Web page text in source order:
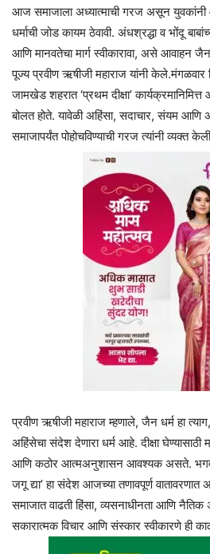
आज समाजाला अध्यात्माची गरज असून
धर्माची जोड कायम ठेवावी. अंधश्रद्धा व भोंदू
आणि मानवतेचा मार्ग स्वीकारावा, असे आवाहन
पूज्य प्रवीण ऋषीजी महाराज यांनी
जामखेड शहरात ‘प्रथम दीक्षा’
बोलत होते. यावेळी अहिंसा, सदाचार, संयम आणि
समाजापर्यंत पोहोचविण्याची गरज त्यांनी व्यक्त
प्रवीण ऋषीजी महाराज म्हणाले, जैन धर्म हा
अहिंसेचा संदेश देणारा धर्म आहे. दीक्षा घेण्यासाठी
आणि कठोर आत्मअनुशासन आवश्यक असते.
जगू द्या’ हा संदेश आजच्या तणावपूर्ण वातावरणात
समाजात वाढती हिंसा, व्यसनाधीनता आणि
सकारात्मक विचार आणि संस्कार स्वीकारणे ही